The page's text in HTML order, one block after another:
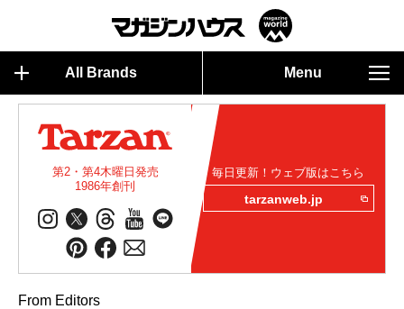
All Brands Menu
第2・第4木曜日発売
1986年創刊
毎日更新！ウェブ版はこちら
tarzanweb.jp
From Editors